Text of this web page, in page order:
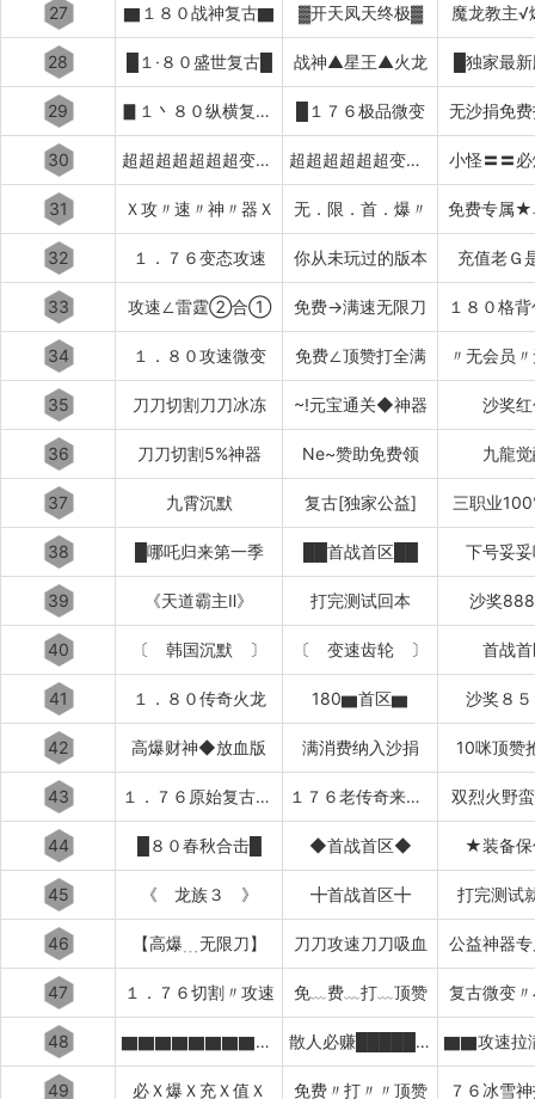
27 ▇１８０战神复古▇ ▓开天凤天终极▓ 魔龙教主√
28 █１·８０盛世复古█ 战神▲星王▲火龙 █独家最
29 ▊１丶８０纵横复古▊ █１７６极品微变 无沙捐免
30 超超超超超超超变变变变 超超超超超超变变变变变 小怪〓〓
31 Ｘ攻〃速〃神〃器Ｘ 无．限．首．爆〃 免费专属★
32 １．７６变态攻速 你从未玩过的版本 充值老Ｇ
33 攻速∠雷霆②合① 免费→满速无限刀 １８０格
34 １．８０攻速微变 免费∠顶赞打全满 〃无会员
35 刀刀切割刀刀冰冻 ~!元宝通关◆神器 沙奖
36 刀刀切割5%神器 Ne~赞助免费领 九龍
37 九霄沉默 复古[独家公益] 三职业
38 █哪吒归来第一季 ██首战首区██ 下号妥
39 《天道霸主Ⅱ》 打完测试回本 沙奖
40 〔 韩国沉默 〕 〔 变速齿轮 〕 首战
41 １．８０传奇火龙 180▆首区▆ 沙奖８
42 高爆财神◆放血版 满消费纳入沙捐 10咪顶赞
43 １．７６原始复古███████ １７６老传奇来了████████ 双烈火野
44 █８０春秋合击█ ◆首战首区◆ ★装备
45 《 龙族３ 》 ╋首战首区╋ 打完测试
46 【高爆﹍无限刀】 刀刀攻速刀刀吸血 公益神器
47 １．７６切割〃攻速 免﹏费﹏打﹏顶赞 复古微变
48 ▇▇▇▇▇▇▇▇▇▇太初之始 散人必赚█████████
49 必Ｘ爆Ｘ充Ｘ值Ｘ 免费〃打〃〃顶赞 ７６冰雪